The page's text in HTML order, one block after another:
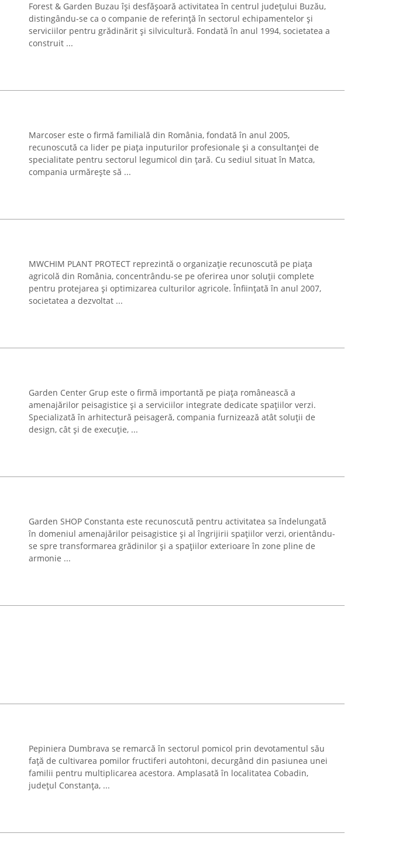
Forest & Garden Buzau își desfășoară activitatea în centrul județului Buzău,
distingându-se ca o companie de referință în sectorul echipamentelor și
serviciilor pentru grădinărit și silvicultură. Fondată în anul 1994, societatea a
construit ...
Marcoser este o firmă familială din România, fondată în anul 2005,
recunoscută ca lider pe piața inputurilor profesionale și a consultanței de
specialitate pentru sectorul legumicol din țară. Cu sediul situat în Matca,
compania urmărește să ...
MWCHIM PLANT PROTECT reprezintă o organizație recunoscută pe piața
agricolă din România, concentrându-se pe oferirea unor soluții complete
pentru protejarea și optimizarea culturilor agricole. Înființată în anul 2007,
societatea a dezvoltat ...
Garden Center Grup este o firmă importantă pe piața românească a
amenajărilor peisagistice și a serviciilor integrate dedicate spațiilor verzi.
Specializată în arhitectură peisageră, compania furnizează atât soluții de
design, cât și de execuție, ...
Garden SHOP Constanta este recunoscută pentru activitatea sa îndelungată
în domeniul amenajărilor peisagistice și al îngrijirii spațiilor verzi, orientându-
se spre transformarea grădinilor și a spațiilor exterioare în zone pline de
armonie ...
Pepiniera Dumbrava se remarcă în sectorul pomicol prin devotamentul său
față de cultivarea pomilor fructiferi autohtoni, decurgând din pasiunea unei
familii pentru multiplicarea acestora. Amplasată în localitatea Cobadin,
județul Constanța, ...